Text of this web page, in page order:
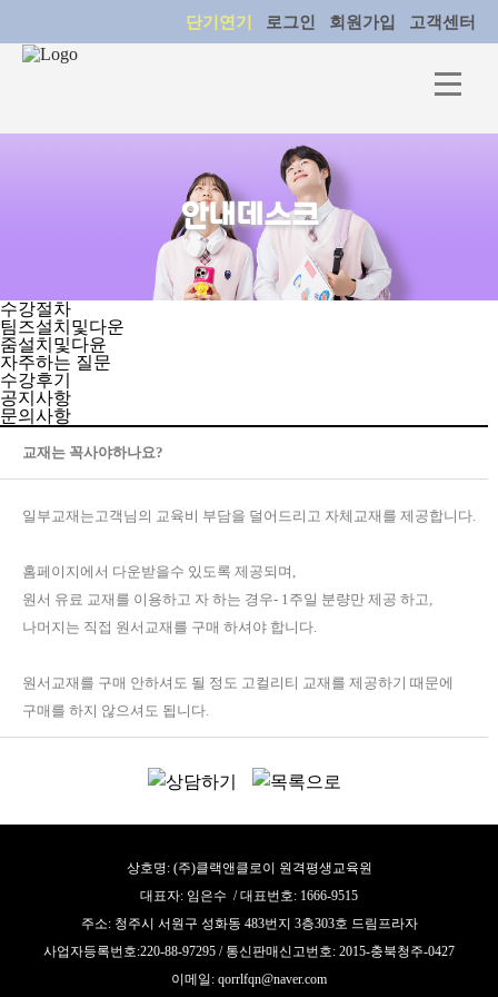
단기연기 로그인 회원가입 고객센터
안내데스크
수강절차
팀즈설치및다운
줌설치및다윤
자주하는 질문
수강후기
공지사항
문의사항
교재는 꼭사야하나요?
일부교재는고객님의 교육비 부담을 덜어드리고 자체교재를 제공합니다.
홈페이지에서 다운받을수 있도록 제공되며,
원서 유료 교재를 이용하고 자 하는 경우- 1주일 분량만 제공 하고,
나머지는 직접 원서교재를 구매 하셔야 합니다.
원서교재를 구매 안하셔도 될 정도 고컬리티 교재를 제공하기 때문에
구매를 하지 않으셔도 됩니다.
상호명: (주)클랙앤클로이 원격평생교육원
대표자: 임은수 / 대표번호: 1666-9515
주소: 청주시 서원구 성화동 483번지 3층303호 드림프라자
사업자등록번호:220-88-97295 / 통신판매신고번호: 2015-충북청주-0427
이메일: qorrlfqn@naver.com